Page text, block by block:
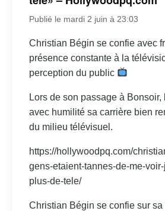
Publié le mardi 2 juin à 23:03
Christian Bégin se confie avec
présence constante à la
perception du public
Lors de son passage à
avec humilité sa carrière bien
du milieu télévisuel.
https://hollywoodpq.com/
gens-etaient-tannes-de-me-
plus-de-tele/
Christian Bégin se confie sur sa